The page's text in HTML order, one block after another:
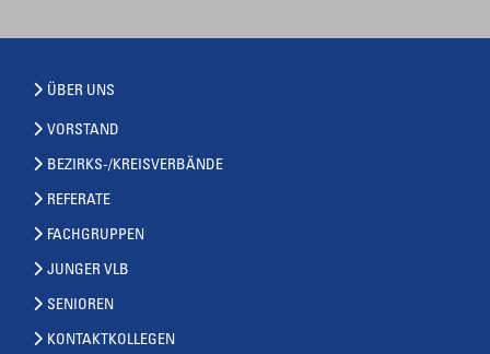
ÜBER UNS
VORSTAND
BEZIRKS-/KREISVERBÄNDE
REFERATE
FACHGRUPPEN
JUNGER VLB
SENIOREN
KONTAKTKOLLEGEN